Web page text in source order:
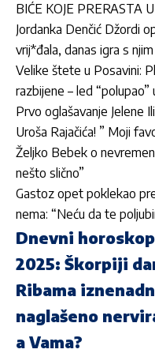
BIĆE KOJE PRERASTA
Jordan­ka Denčić Džordi
vrij*đala, danas igra s njim
Velike štete u Posavini:
razbijene – led “polupao”
Prvo oglašavanje Jelene
Uroša Rajačića! ” Moji
Željko Bebek o
nešto slično”
Gastoz opet poklekao
nema: “Neću da te
Dnevni
2025: Škorpiji
Ribama
naglašeno
a Vama?